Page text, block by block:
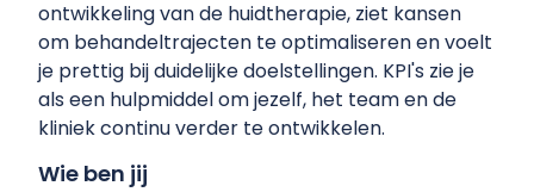
ontwikkeling van de huidtherapie, ziet kansen
om behandeltrajecten te optimaliseren en voelt
je prettig bij duidelijke doelstellingen. KPI's zie je
als een hulpmiddel om jezelf, het team en de
kliniek continu verder te ontwikkelen.
Wie ben jij